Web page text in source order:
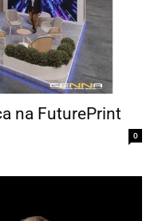
na FuturePrint
0